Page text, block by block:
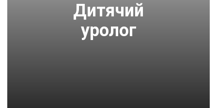
Дитячий
уролог